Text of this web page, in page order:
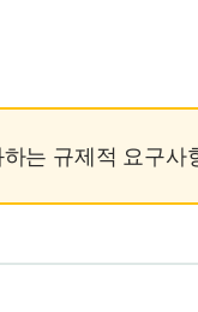
는 규제적 요구사